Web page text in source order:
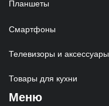
Планшеты
Смартфоны
Телевизоры и аксессуары
Товары для кухни
Меню